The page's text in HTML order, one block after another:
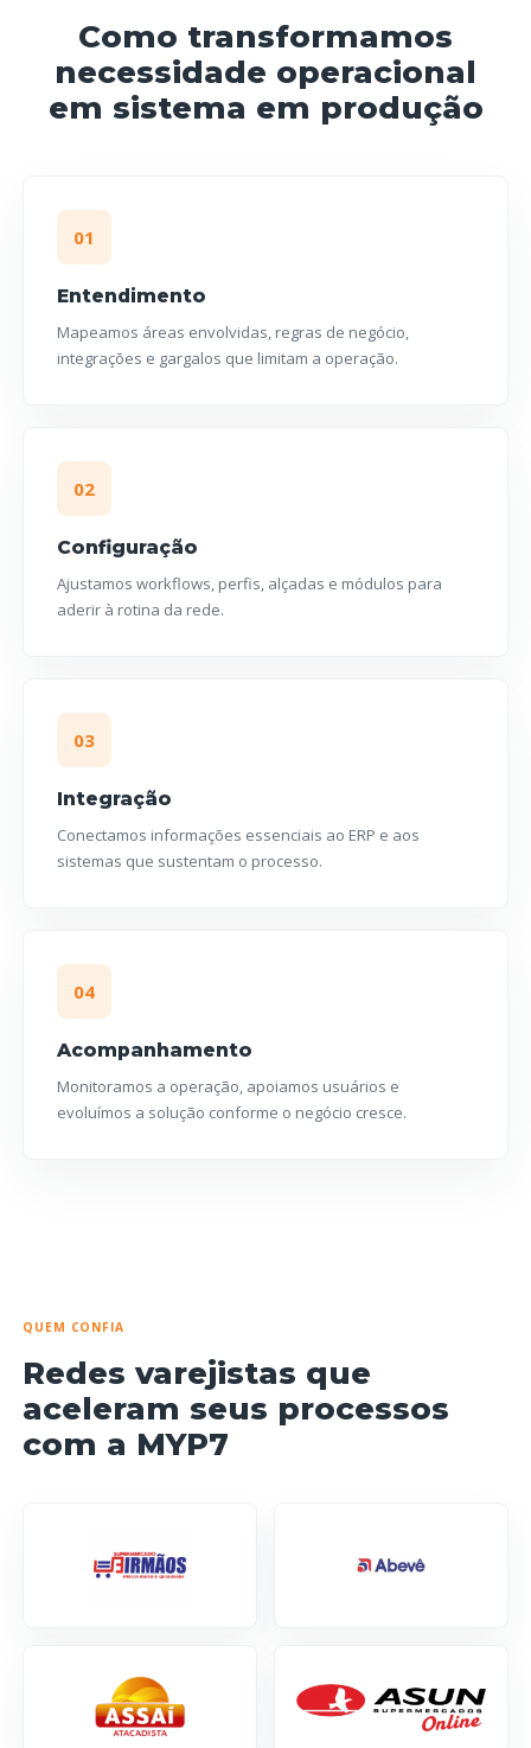
Como transformamos
necessidade operacional
em sistema em produção
01
Entendimento
Mapeamos áreas envolvidas, regras de negócio,
integrações e gargalos que limitam a operação.
02
Configuração
Ajustamos workflows, perfis, alçadas e módulos para
aderir à rotina da rede.
03
Integração
Conectamos informações essenciais ao ERP e aos
sistemas que sustentam o processo.
04
Acompanhamento
Monitoramos a operação, apoiamos usuários e
evoluímos a solução conforme o negócio cresce.
QUEM CONFIA
Redes varejistas que
aceleram seus processos
com a MYP7